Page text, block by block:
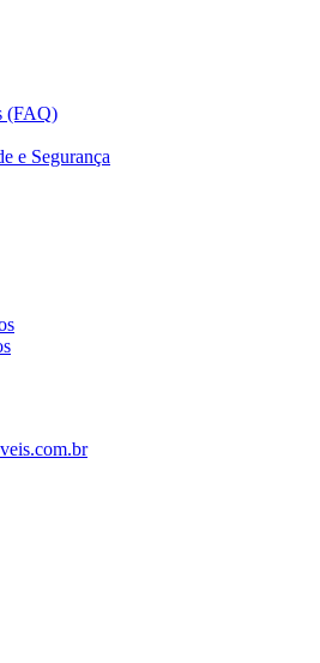
(FAQ)
e Segurança